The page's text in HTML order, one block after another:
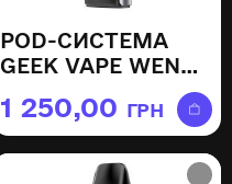
POD-СИСТЕМА
GEEK VAPE WENAX
STARLIGHT GREY
1 250,00 ГРН